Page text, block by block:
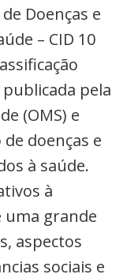
Doenças e
– CID 10
pela
(OMS) e
doenças e
à saúde.
à
uma grande
aspectos
sociais e